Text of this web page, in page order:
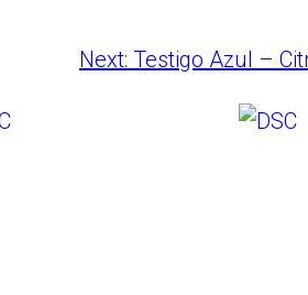
Next: Testigo Azul –